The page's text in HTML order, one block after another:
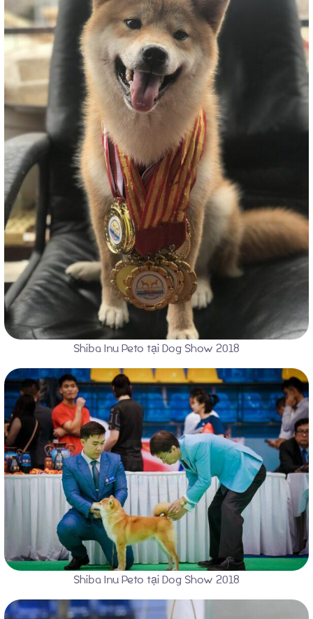
Shiba Inu Peto tại Dog Show 2018
Shiba Inu Peto tại Dog Show 2018